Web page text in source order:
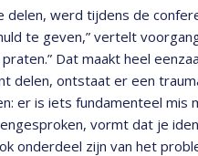
werd tijdens de
te geven,” vertelt
Dat maakt heel
delen, ontstaat er een
er is iets fundamenteel mis
vormt dat je
onderdeel zijn van het